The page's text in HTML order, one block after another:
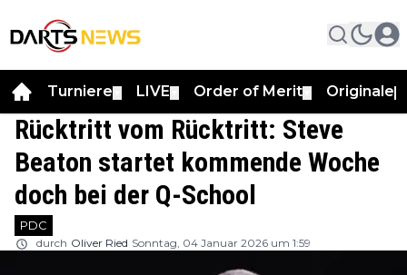
Turniere LIVE Order of Merit Originale
Rücktritt vom Rücktritt: Steve
Beaton startet kommende Woche
doch bei der Q-School
PDC
durch Oliver Ried Sonntag, 04 Januar 2026 um 1:59